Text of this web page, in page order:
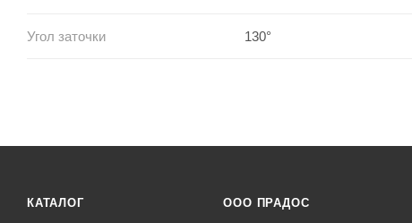
Угол заточки 130°
КАТАЛОГ ООО ПРАДОС